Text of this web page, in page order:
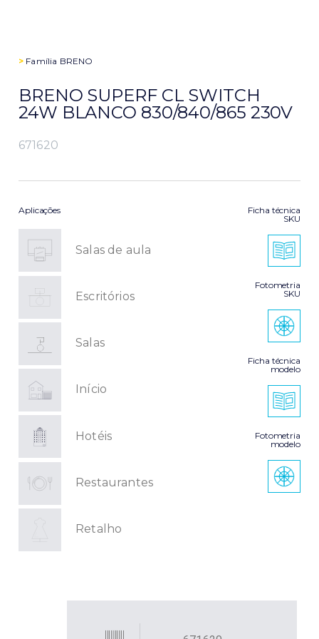
> Família BRENO
BRENO SUPERF CL SWITCH
24W BLANCO 830/840/865 230V
671620
Aplicações
Salas de aula
Escritórios
Salas
Início
Hotéis
Restaurantes
Retalho
Ficha técnica
SKU
Fotometria
SKU
Ficha técnica
modelo
Fotometria
modelo